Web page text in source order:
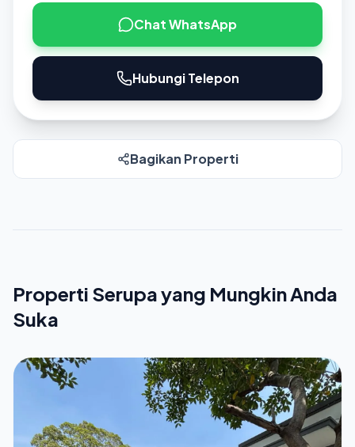
Chat WhatsApp
Hubungi Telepon
Bagikan Properti
Properti Serupa yang Mungkin Anda
Suka